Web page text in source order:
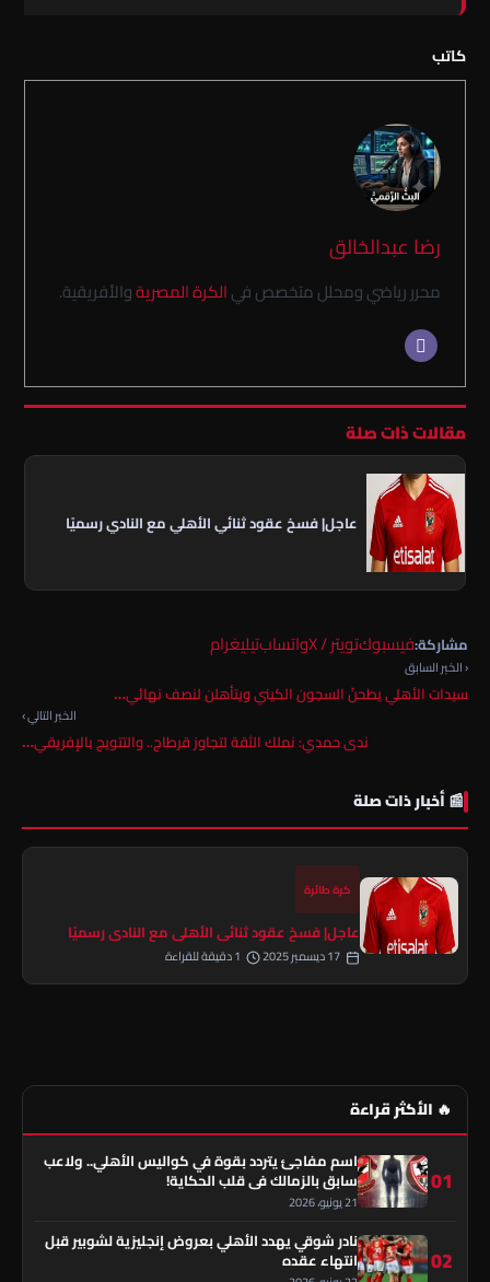
كاتب
رضا عبدالخالق
محرر رياضي ومحلل متخصص فيالكرة المصريةوالأفريقية.
مقالات ذات صلة
عاجل| فسخ عقود ثنائي الأهلي مع النادي رسميًا
مشاركة:فيسبوكتويتر / X واتسابتيليغرام
‹ الخبر السابق
سيدات الأهلي يطحنّ السجون الكيني ويتأهلن لنصف نهائي…
الخبر التالي ›
ندى حمدي: نملك الثقة لتجاوز قرطاج.. والتتويج بالإفريقي…
📰 أخبار ذات صلة
كرة طائرة
عاجل| فسخ عقود ثنائي الأهلي مع النادي رسميًا
🔥 الأكثر قراءة
01
اسم مفاجئ يتردد بقوة في كواليس الأهلي.. ولاعب
سابق بالزمالك في قلب الحكاية!
21 يونيو، 2026
02
نادر شوقي يهدد الأهلي بعروض إنجليزية لشوبير قبل
انتهاء عقده